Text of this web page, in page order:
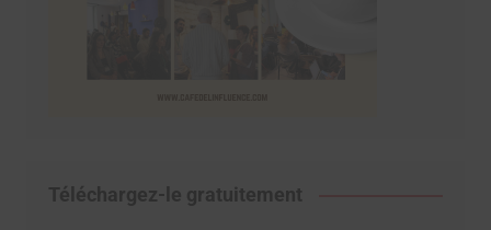
Téléchargez-le gratuitement